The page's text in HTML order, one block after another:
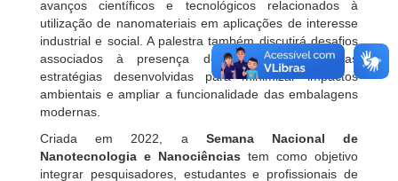
avanços científicos e tecnológicos relacionados à
utilização de nanomateriais em aplicações de interesse
industrial e social. A palestra também discutirá desafios
associados à presença de microplásticos e as
estratégias desenvolvidas para minimizar impactos
ambientais e ampliar a funcionalidade das embalagens
modernas.
Criada em 2022, a Semana Nacional de
Nanotecnologia e Nanociências tem como objetivo
integrar pesquisadores, estudantes e profissionais de